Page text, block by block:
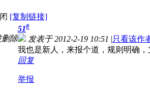
[复制链接]
删除
51#
发表于 2012-2-19 10:51 |只看该作
我也是新人，来报个道，规则明确，
回复
举报